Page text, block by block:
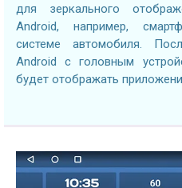
для зеркального
Android, например,
системе автомобиля.
Android с головным
будет отображать